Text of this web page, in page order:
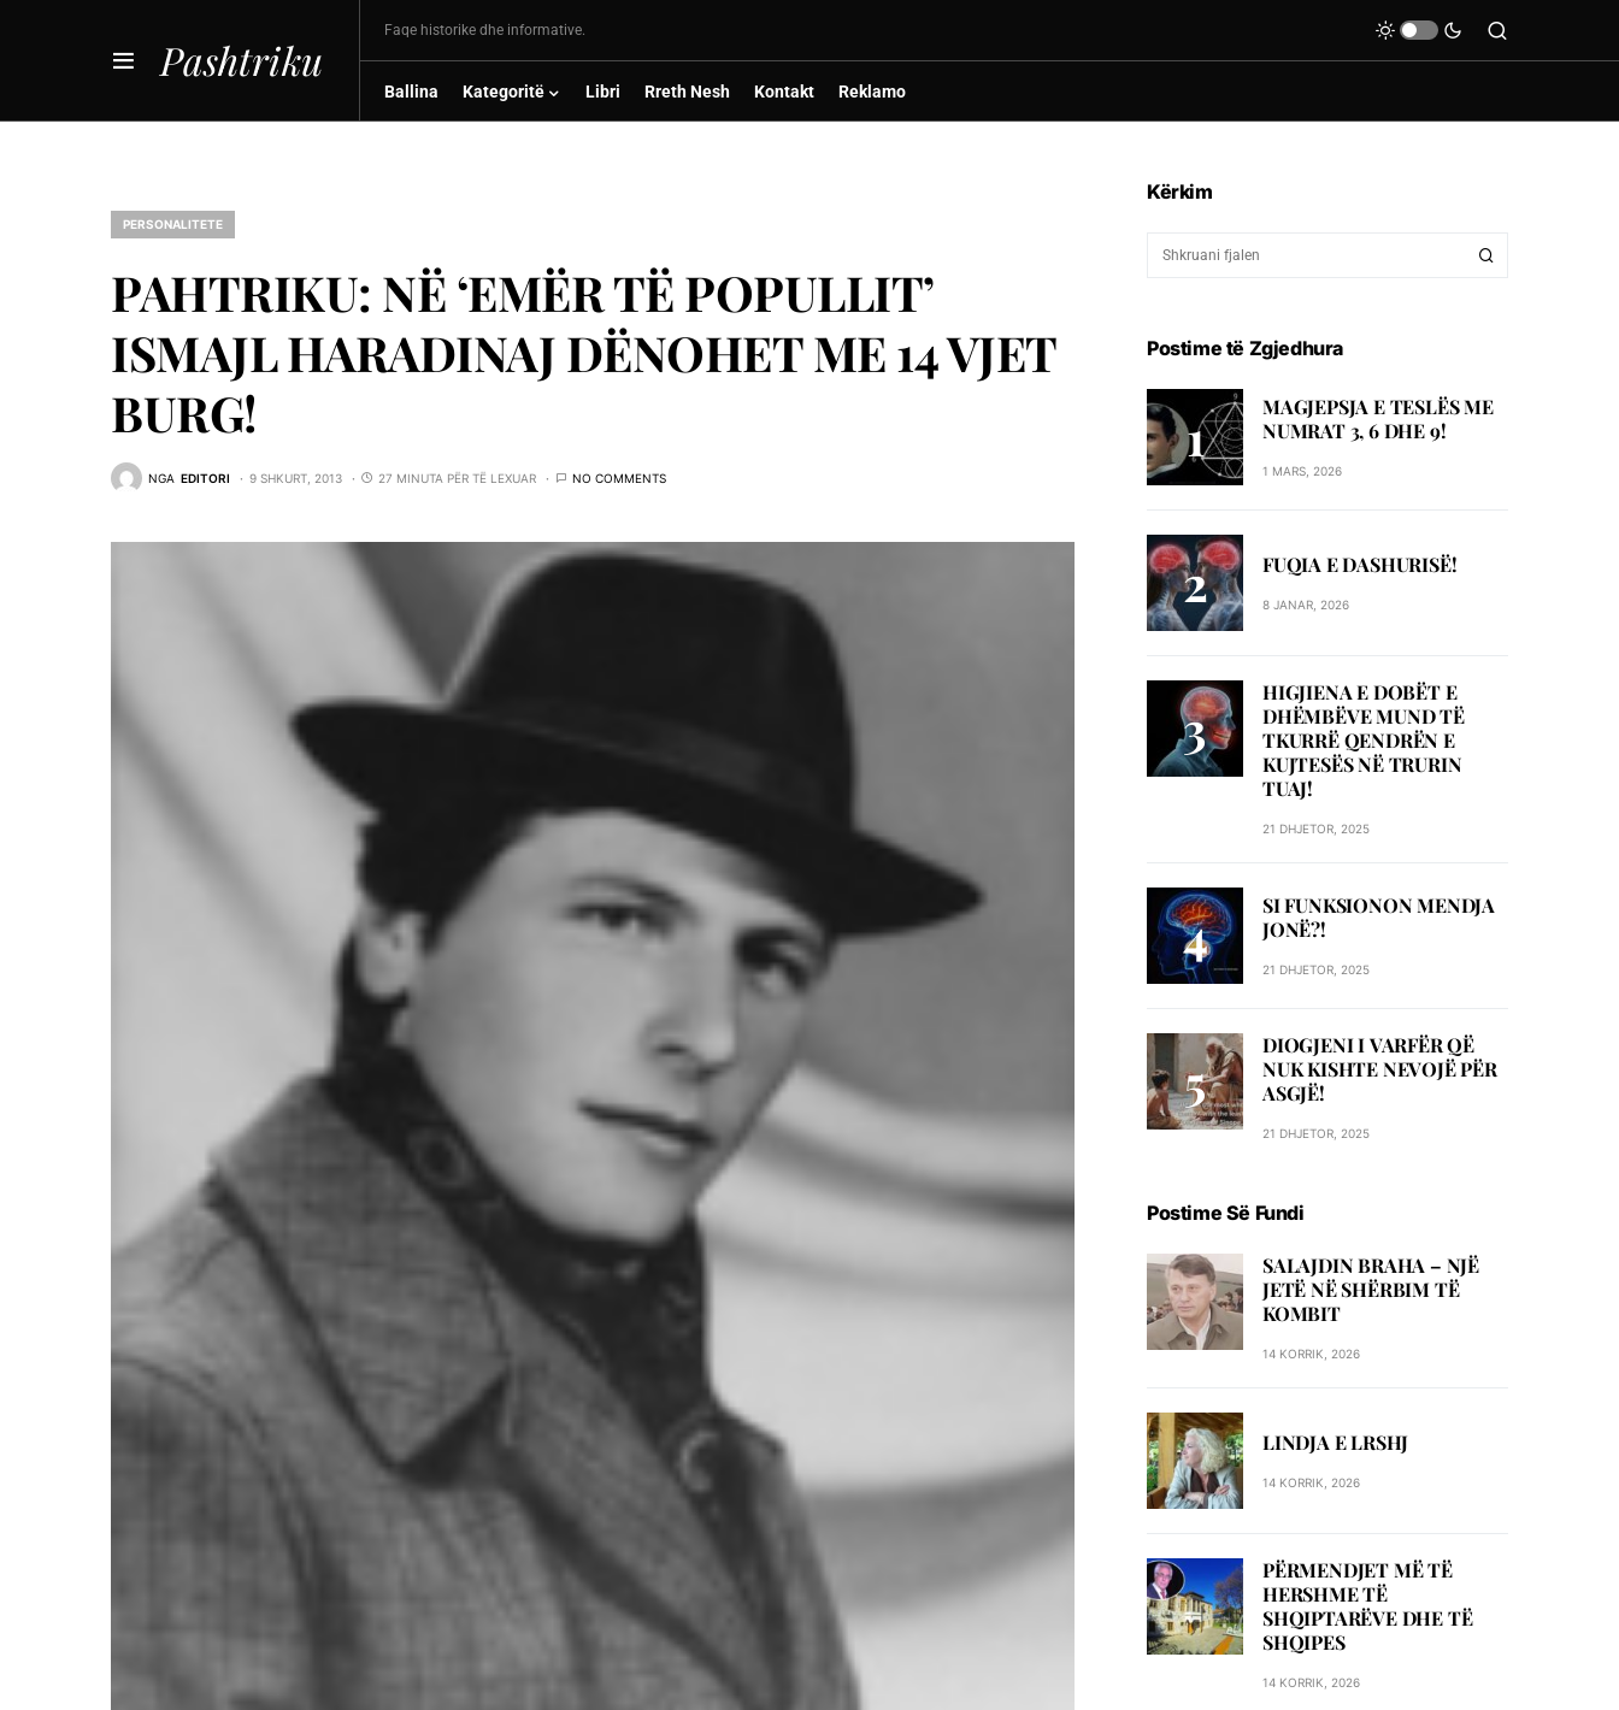
Pashtriku
Faqe historike dhe informative.
Ballina Kategoritë Libri Rreth Nesh Kontakt Reklamo
PERSONALITETE
PAHTRIKU: NË ‘EMËR TË POPULLIT’
ISMAJL HARADINAJ DËNOHET ME 14 VJET
BURG!
NGA EDITORI 9 SHKURT, 2013 27 MINUTA PËR TË LEXUAR NO COMMENTS
Kërkim
Postime të Zgjedhura
MAGJEPSJA E TESLËS ME
NUMRAT 3, 6 DHE 9!
1 MARS, 2026
FUQIA E DASHURISË!
8 JANAR, 2026
HIGJIENA E DOBËT E
DHËMBËVE MUND TË
TKURRË QENDRËN E
KUJTESËS NË TRURIN
TUAJ!
21 DHJETOR, 2025
SI FUNKSIONON MENDJA
JONË?!
21 DHJETOR, 2025
DIOGJENI I VARFËR QË
NUK KISHTE NEVOJË PËR
ASGJË!
21 DHJETOR, 2025
Postime Së Fundi
SALAJDIN BRAHA – NJЁ
JETЁ NЁ SHЁRBIM TЁ
KOMBIT
14 KORRIK, 2026
LINDJA E LRSHJ
14 KORRIK, 2026
PËRMENDJET MË TË
HERSHME TË
SHQIPTARËVE DHE TË
SHQIPES
14 KORRIK, 2026